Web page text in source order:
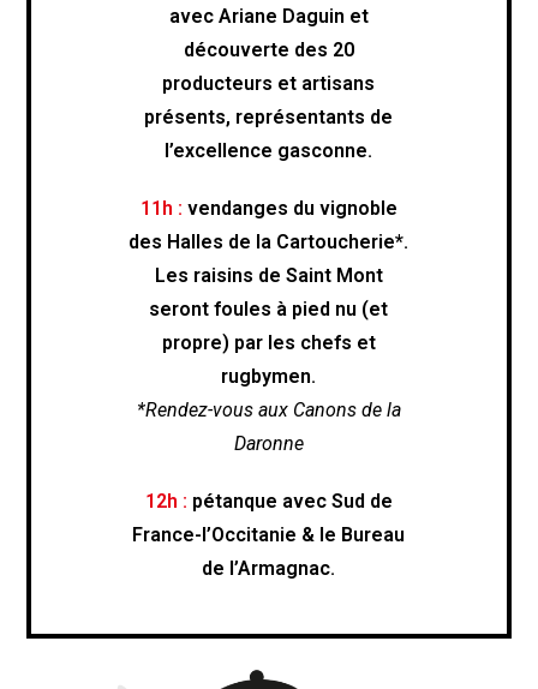
avec Ariane Daguin et
découverte des 20
producteurs et artisans
présents, représentants de
l’excellence gasconne.
11h : vendanges du vignoble
des Halles de la Cartoucherie*.
Les raisins de Saint Mont
seront foules à pied nu (et
propre) par les chefs et
rugbymen.
*Rendez-vous aux Canons de la
Daronne
12h : pétanque avec Sud de
France-l’Occitanie & le Bureau
de l’Armagnac.